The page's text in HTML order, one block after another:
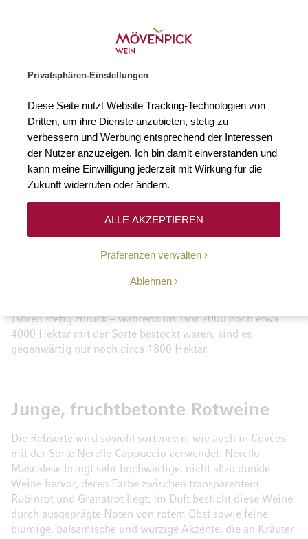
Privatsphären-Einstellungen
Diese Seite nutzt Website Tracking-Technologien von
Dritten, um ihre Dienste anzubieten, stetig zu
verbessern und Werbung entsprechend der Interessen
der Nutzer anzuzeigen. Ich bin damit einverstanden und
kann meine Einwilligung jederzeit mit Wirkung für die
Zukunft widerrufen oder ändern.
Präferenzen verwalten
Ablehnen
ALLE AKZEPTIEREN
Nerello Mascalese 2
Nerello Mascalese ist eine rote Rebsorte aus Italien, die
Rotweinsorte auf Sizilien ist. Weit verbreitet ist Nerello
ableitet. Insbesondere in der DOC Etna spielt die Rebsorte
Jahren stetig zurück – während im Jahr 2000 noch etwa
4000 Hektar mit der Sorte bestockt waren, sind es
gegenwärtig nur noch circa 1800 Hektar.
Junge, fruchtbetonte Rotweine
Die Rebsorte wird sowohl sortenrein, wie auch in Cuvées
mit der Sorte Nerello Cappuccio verwendet: Nerello
Mascalese bringt sehr hochwertige, nicht allzu dunkle
Weine hervor, deren Farbe zwischen transparentem
Rubinrot und Granatrot liegt. Im Duft besticht diese Weine
durch ausgeprägte Noten von rotem Obst sowie feine
blumige, balsamische und würzige Akzente, die an Kräuter